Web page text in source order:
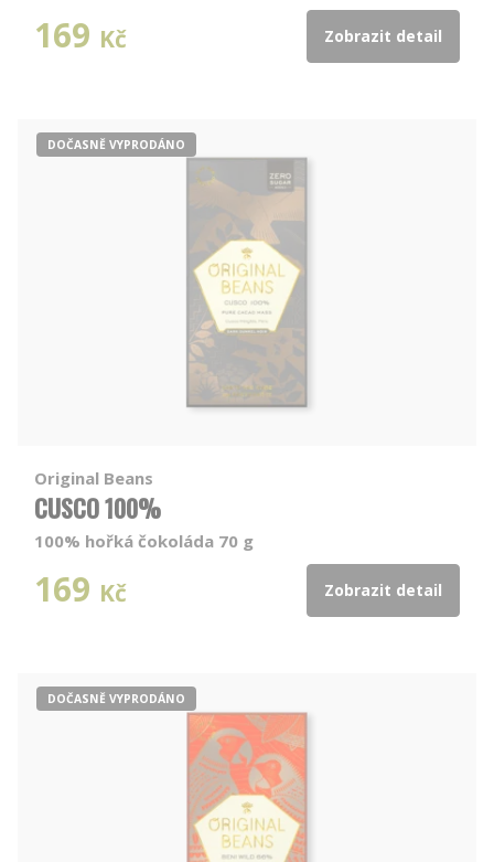
169 Kč Zobrazit detail
DOČASNĚ VYPRODÁNO
Original Beans
CUSCO 100%
100% hořká čokoláda 70 g
169 Kč Zobrazit detail
DOČASNĚ VYPRODÁNO